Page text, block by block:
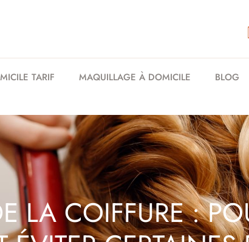
TARIF MAQUILLAGE À DOMICILE BLOG
LA COIFFURE :